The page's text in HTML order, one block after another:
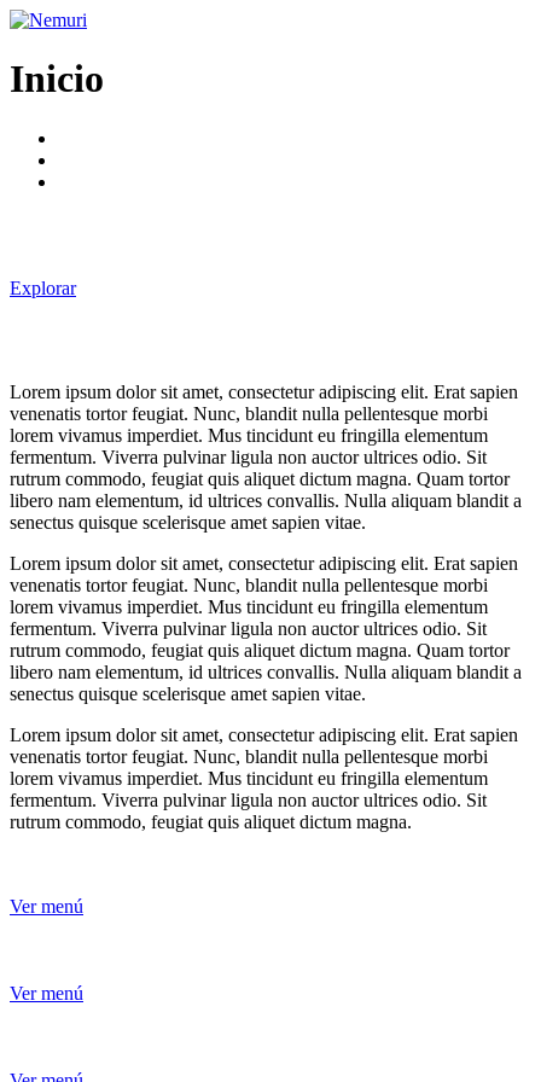
Ir
contenido
Inicio
Explorar
Lorem ipsum dolor sit amet, consectetur adipiscing elit. Erat sapien
venenatis tortor feugiat. Nunc, blandit nulla pellentesque morbi
lorem vivamus imperdiet. Mus tincidunt eu fringilla elementum
fermentum. Viverra pulvinar ligula non auctor ultrices odio. Sit
rutrum commodo, feugiat quis aliquet dictum magna. Quam tortor
libero nam elementum, id ultrices convallis. Nulla aliquam blandit a
senectus quisque scelerisque amet sapien vitae.
Lorem ipsum dolor sit amet, consectetur adipiscing elit. Erat sapien
venenatis tortor feugiat. Nunc, blandit nulla pellentesque morbi
lorem vivamus imperdiet. Mus tincidunt eu fringilla elementum
fermentum. Viverra pulvinar ligula non auctor ultrices odio. Sit
rutrum commodo, feugiat quis aliquet dictum magna. Quam tortor
libero nam elementum, id ultrices convallis. Nulla aliquam blandit a
senectus quisque scelerisque amet sapien vitae.
Lorem ipsum dolor sit amet, consectetur adipiscing elit. Erat sapien
venenatis tortor feugiat. Nunc, blandit nulla pellentesque morbi
lorem vivamus imperdiet. Mus tincidunt eu fringilla elementum
fermentum. Viverra pulvinar ligula non auctor ultrices odio. Sit
rutrum commodo, feugiat quis aliquet dictum magna.
Ver menú
Ver menú